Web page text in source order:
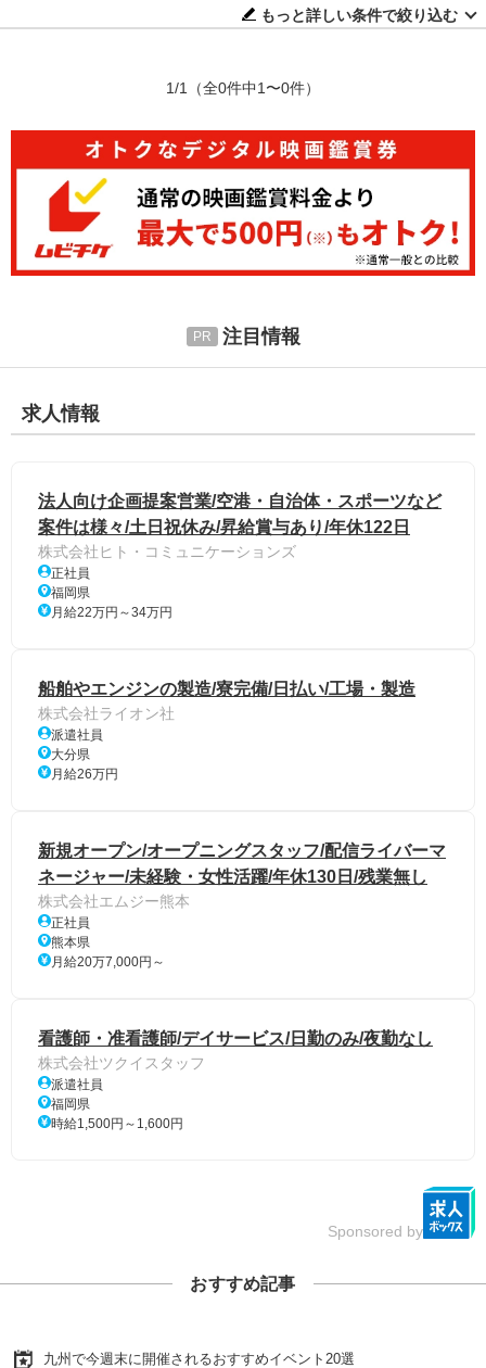
もっと詳しい条件で絞り込む
1/1 （全0件中1〜0件）
注目情報
求人情報
法人向け企画提案営業/空港・自治体・スポーツなど
案件は様々/土日祝休み/昇給賞与あり/年休122日
株式会社ヒト・コミュニケーションズ
正社員
福岡県
月給22万円～34万円
船舶やエンジンの製造/寮完備/日払い/工場・製造
株式会社ライオン社
派遣社員
大分県
月給26万円
新規オープン/オープニングスタッフ/配信ライバーマ
ネージャー/未経験・女性活躍/年休130日/残業無し
株式会社エムジー熊本
正社員
熊本県
月給20万7,000円～
看護師・准看護師/デイサービス/日勤のみ/夜勤なし
株式会社ツクイスタッフ
派遣社員
福岡県
時給1,500円～1,600円
Sponsored by
おすすめ記事
九州で今週末に開催されるおすすめイベント20選